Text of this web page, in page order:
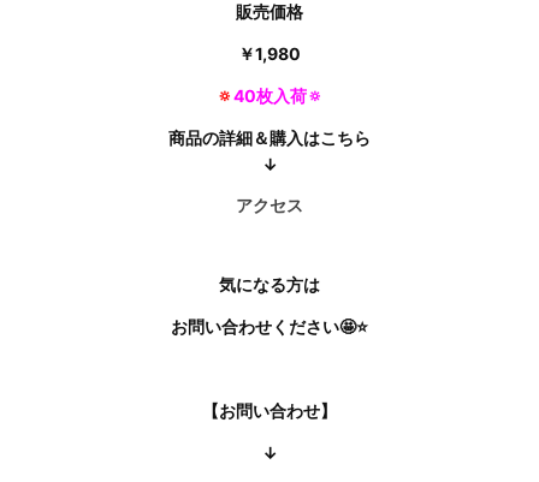
販売価格
￥1,980
🔅40枚入荷🔅
商品の詳細＆購入はこちら
↓
アクセス
気になる方は
お問い合わせください🤩⭐
【お問い合わせ】
↓